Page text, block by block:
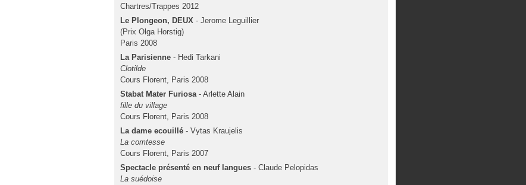
Chartres/Trappes 2012
Le Plongeon, DEUX - Jerome Leguillier
(Prix Olga Horstig)
Paris 2008
La Parisienne - Hedi Tarkani
Clotilde
Cours Florent, Paris 2008
Stabat Mater Furiosa- Arlette Alain
fille du village
Cours Florent, Paris 2008
La dame ecouillé - Vytas Kraujelis
La comtesse
Cours Florent, Paris 2007
Spectacle présenté en neuf langues - Claude Pelopidas
La suédoise